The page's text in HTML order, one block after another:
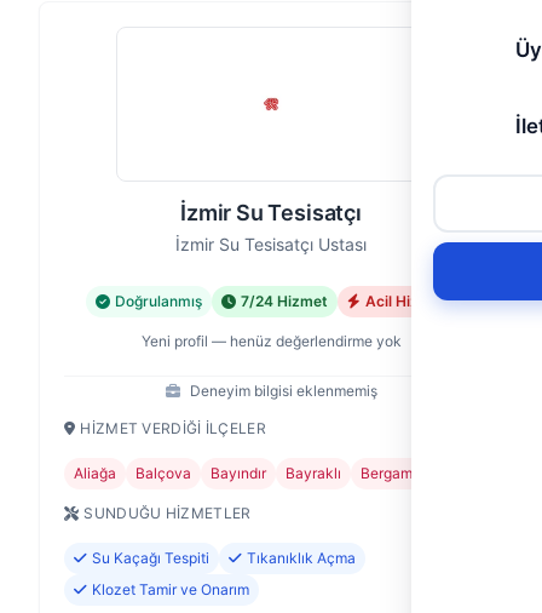
İzmir Su Tesisatçı
İzmir Su Tesisatçı Ustası
Doğrulanmış 7/24 Hizmet Acil Hizmet
Yeni profil — henüz değerlendirme yok
Deneyim bilgisi eklenmemiş
HIZMET VERDIĞI İLÇELER
Aliağa Balçova Bayındır Bayraklı Bergama
SUNDUĞU HIZMETLER
Su Kaçağı Tespiti
Tıkanıklık Açma
Klozet Tamir ve Onarım